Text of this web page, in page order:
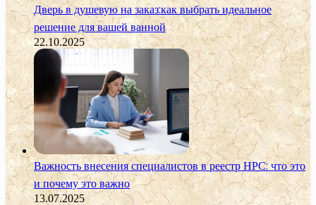
Дверь в душевую на заказ:как выбрать идеальное
решение для вашей ванной
22.10.2025
Важность внесения специалистов в реестр НРС: что это
и почему это важно
13.07.2025